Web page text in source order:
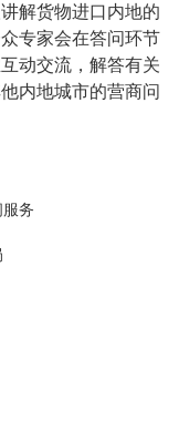
解货物进口内地的
专家会在答问环节
动交流，解答有关
内地城市的营商问
务